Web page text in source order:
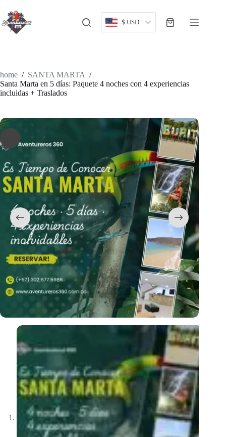
content
$ USD
Shopping
home / SANTA MARTA /
Santa Marta en 5 días: Paquete 4 noches con 4 experiencias
incluidas + Traslados